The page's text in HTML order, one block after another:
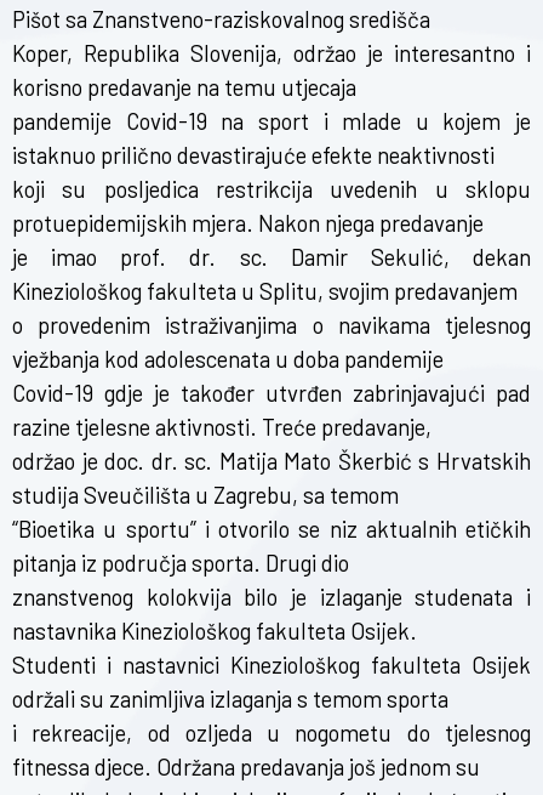
Pišot sa Znanstveno-raziskovalnog središča
Koper, Republika Slovenija, održao je interesantno i
korisno predavanje na temu utjecaja
pandemije Covid-19 na sport i mlade u kojem je
istaknuo prilično devastirajuće efekte neaktivnosti
koji su posljedica restrikcija uvedenih u sklopu
protuepidemijskih mjera. Nakon njega predavanje
je imao prof. dr. sc. Damir Sekulić, dekan
Kineziološkog fakulteta u Splitu, svojim predavanjem
o provedenim istraživanjima o navikama tjelesnog
vježbanja kod adolescenata u doba pandemije
Covid-19 gdje je također utvrđen zabrinjavajući pad
razine tjelesne aktivnosti. Treće predavanje,
održao je doc. dr. sc. Matija Mato Škerbić s Hrvatskih
studija Sveučilišta u Zagrebu, sa temom
“Bioetika u sportu” i otvorilo se niz aktualnih etičkih
pitanja iz područja sporta. Drugi dio
znanstvenog kolokvija bilo je izlaganje studenata i
nastavnika Kineziološkog fakulteta Osijek.
Studenti i nastavnici Kineziološkog fakulteta Osijek
održali su zanimljiva izlaganja s temom sporta
i rekreacije, od ozljeda u nogometu do tjelesnog
fitnessa djece. Održana predavanja još jednom su